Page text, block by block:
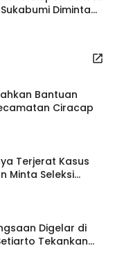
Diminta
Bantuan
Ciracap
Terjerat Kasus
Minta Seleksi
Digelar di
Tekankan